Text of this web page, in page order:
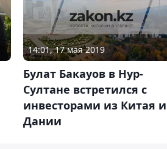
14:01, 17 мая 2019
Булат Бакауов в Нур-
Султане встретился с
инвесторами из Китая и
Дании